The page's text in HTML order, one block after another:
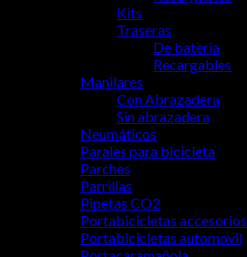
Kits
Traseras
De bateria
Recargables
Manilares
Con Abrazadera
Sin abrazadera
Neumáticos
Parales para bicicleta
Parches
Parrillas
Pipetas CO2
Portabicicletas accesorios
Portabicicletas automovil